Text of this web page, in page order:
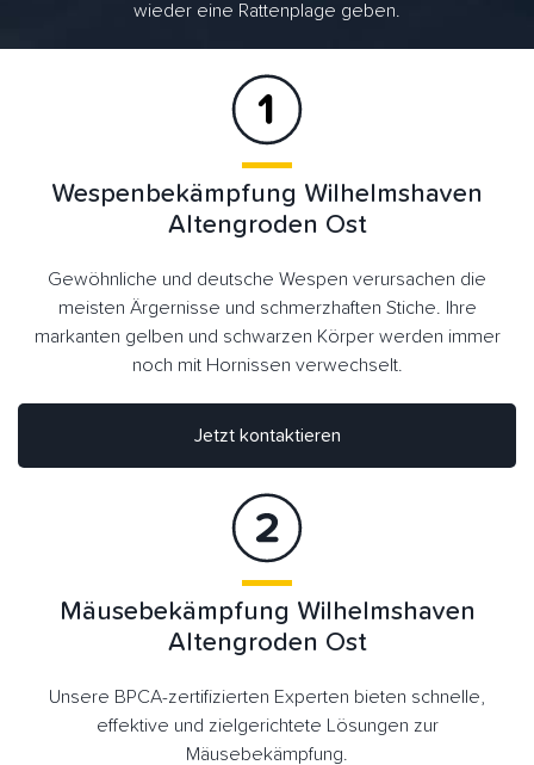
wieder eine Rattenplage geben.
Wespenbekämpfung Wilhelmshaven
Altengroden Ost
Gewöhnliche und deutsche Wespen verursachen die
meisten Ärgernisse und schmerzhaften Stiche. Ihre
markanten gelben und schwarzen Körper werden immer
noch mit Hornissen verwechselt.
Jetzt kontaktieren
Mäusebekämpfung Wilhelmshaven
Altengroden Ost
Unsere BPCA-zertifizierten Experten bieten schnelle,
effektive und zielgerichtete Lösungen zur
Mäusebekämpfung.